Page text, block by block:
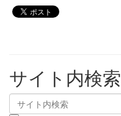
サイト内検索